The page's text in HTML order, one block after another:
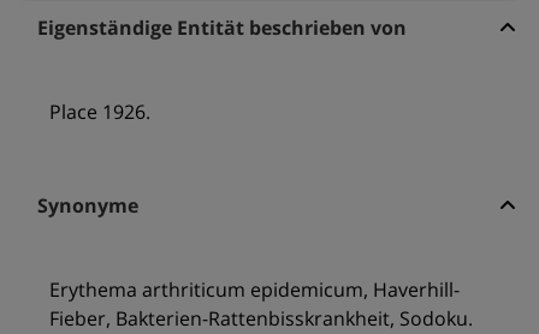
Eigenständige Entität beschrieben von
Place 1926.
Synonyme
Erythema arthriticum epidemicum, Haverhill-
Fieber, Bakterien-Rattenbisskrankheit, Sodoku.